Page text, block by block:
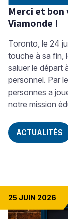
Merci et
Viamonde !
Toronto, le 24
touche à sa fin,
saluer le départ
personnel. Par
personnes a
notre mission
ACTUALITÉS
25 JUIN 2026